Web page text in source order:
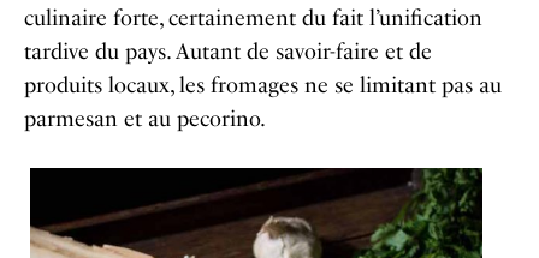
culinaire forte, certainement du fait l’unification
tardive du pays. Autant de savoir-faire et de
produits locaux, les fromages ne se limitant pas au
parmesan et au pecorino.